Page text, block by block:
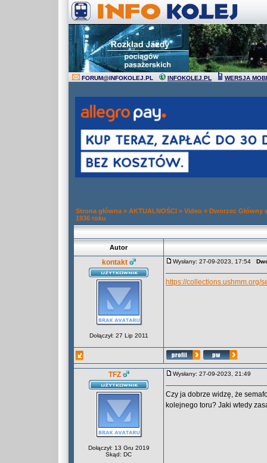
FORUM@INFOKOLEJ.PL INFOKOLEJ.PL WERSJA
Strona główna » AKTUALNOŚCI » Video » Dworzec Główny
1936 roku
Autor
kontakt
Dołączył: 27 Lip 2011
Wysłany: 27-09-2023, 17:54
https://collections.ushmm.org/
TFZ
Dołączył: 13 Gru 2019
Skąd: DC
Wysłany: 27-09-2023, 21:49
Czy ja dobrze widzę, że
kolejnego toru? Jaki wtedy